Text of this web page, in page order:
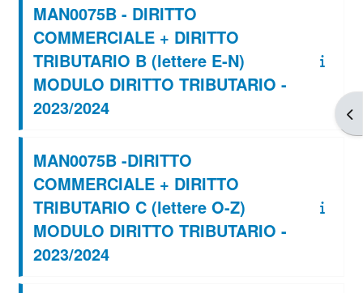
MAN0075B - DIRITTO
COMMERCIALE + DIRITTO
TRIBUTARIO B (lettere E-N)
MODULO DIRITTO TRIBUTARIO -
2023/2024
MAN0075B -DIRITTO
COMMERCIALE + DIRITTO
TRIBUTARIO C (lettere O-Z)
MODULO DIRITTO TRIBUTARIO -
2023/2024